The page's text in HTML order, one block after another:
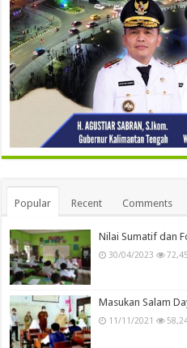
Popular Recent Comments
Nilai Sumatif dan
30/04/2023
Masukan Salam
11/11/2021